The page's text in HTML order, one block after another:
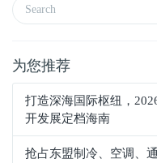
为您推荐
打造深海国际枢纽，
开发展定档海南
抢占东盟制冷、空调、